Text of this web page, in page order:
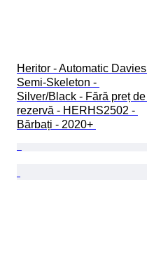
Heritor - Automatic Davies
Semi-Skeleton -
Silver/Black - Fără preț de
rezervă - HERHS2502 -
Bărbați - 2020+